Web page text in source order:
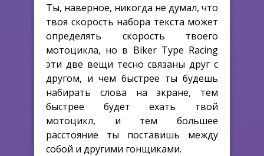
Ты, наверное, никогда не думал, что
твоя скорость набора текста может
определять скорость твоего
мотоцикла, но в Biker Type Racing
эти две вещи тесно связаны друг с
другом, и чем быстрее ты будешь
набирать слова на экране, тем
быстрее будет ехать твой
мотоцикл, и тем большее
расстояние ты поставишь между
собой и другими гонщиками.